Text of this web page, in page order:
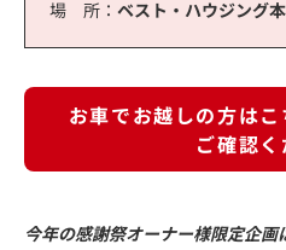
場 所： ベスト・ハウジング
お車でお越しの方は
ご確認
今年の感謝祭オーナー様限定企画